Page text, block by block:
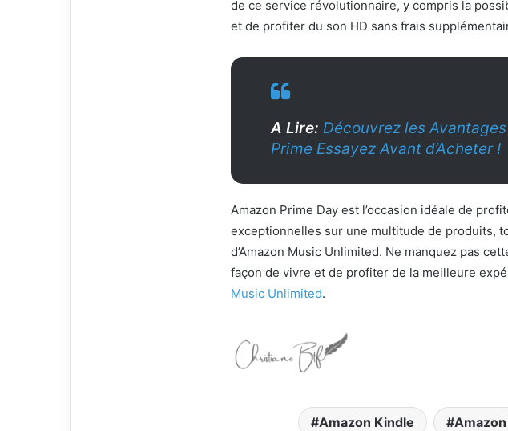
de ce service révolutionnaire, y compris la
et de profiter du son HD sans frais
A Lire: Découvrez les
Prime Essayez Avant d’Acheter !
Amazon Prime Day est l’occasion idéale de
exceptionnelles sur une multitude de produits,
d’Amazon Music Unlimited. Ne manquez pas
façon de vivre et de profiter de la meilleure
Music Unlimited.
Amazon Kindle